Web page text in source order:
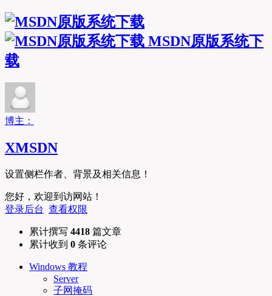
MSDN原版系统下
载
博主：
XMSDN
设置侧栏作者、背景及相关信息！
您好，欢迎到访网站！
登录后台 查看权限
累计撰写 4418 篇文章
累计收到 0 条评论
Windows 教程
Server
子网掩码